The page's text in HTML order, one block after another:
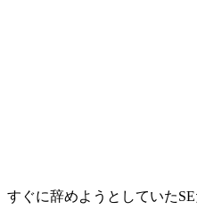
すぐに辞めようとしていたSE